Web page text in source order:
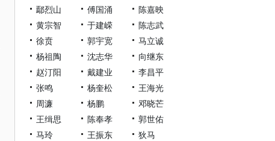
鄢烈山
傅国涌
陈嘉映
黄宗智
于建嵘
陈志武
徐贲
郭宇宽
马立诚
杨祖陶
沈志华
向继东
赵汀阳
戴建业
李昌平
张鸣
杨奎松
王海光
周濂
杨鹏
邓晓芒
王缉思
陈奉孝
郭世佑
马玲
王振东
狄马